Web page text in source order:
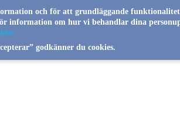
och för att grundläggande
information om hur vi behandlar dina
godkänner du cookies.